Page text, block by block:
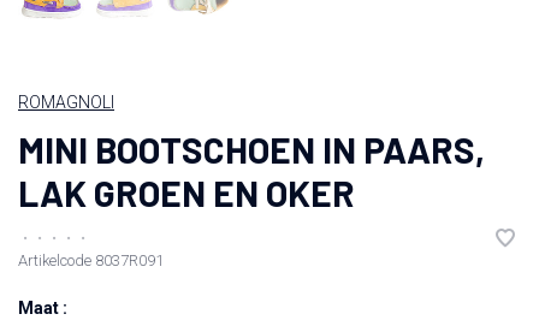
ROMAGNOLI
MINI BOOTSCHOEN IN PAARS,
LAK GROEN EN OKER
• • • •
•
Artikelcode 8037R091
Maat :